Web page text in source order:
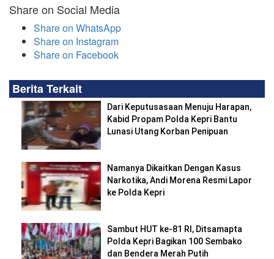
Share on Social Media
Share on WhatsApp
Share on Instagram
Share on Facebook
Berita Terkait
Dari Keputusasaan Menuju Harapan,
Kabid Propam Polda Kepri Bantu
Lunasi Utang Korban Penipuan
Namanya Dikaitkan Dengan Kasus
Narkotika, Andi Morena Resmi Lapor
ke Polda Kepri
Sambut HUT ke-81 RI, Ditsamapta
Polda Kepri Bagikan 100 Sembako
dan Bendera Merah Putih